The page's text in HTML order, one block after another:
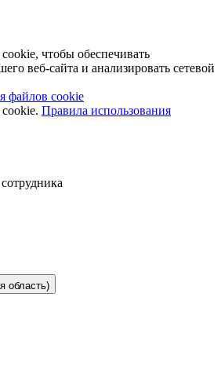
чтобы обеспечивать
веб-сайта и анализировать сетевой
файлов cookie
Правила использования
область)